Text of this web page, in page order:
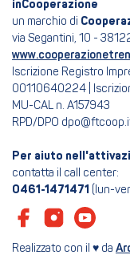
inCooperazione
un marchio di
via Segantini, 10 -
Iscrizione Registro
00110640224 |
MU-CAL n. A157943
RPD/DPO
Per aiuto
contatta il call center:
0461-1471471 (lun-
Realizzato con il ♥ da